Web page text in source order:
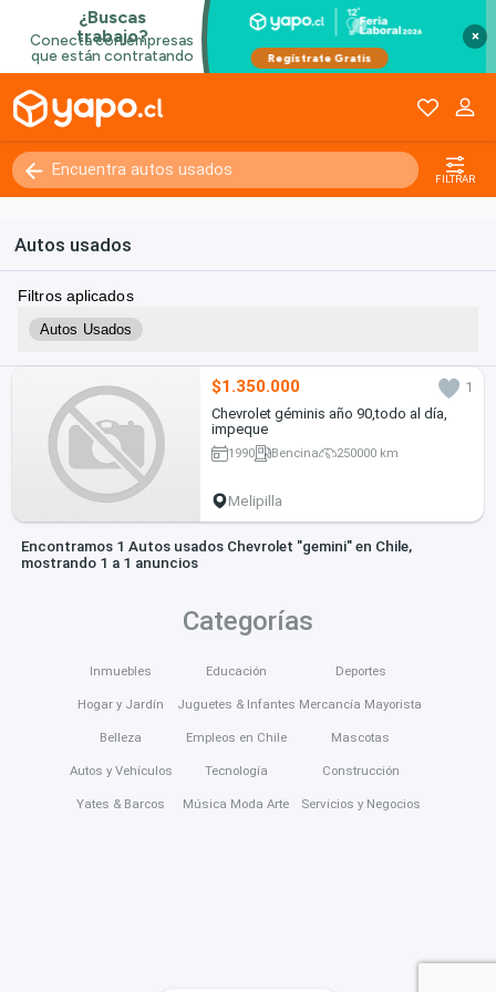
×
FILTRAR
Autos usados
Filtros aplicados
Autos Usados
$1.350.000
1
Chevrolet géminis año 90,todo al día,
impeque
1990 Bencina 250000 km
Melipilla
Encontramos 1 Autos usados Chevrolet "gemini" en Chile,
mostrando 1 a 1 anuncios
Categorías
Inmuebles
Hogar y Jardín
Belleza
Autos y Vehículos
Yates & Barcos
Educación
Juguetes & Infantes
Empleos en Chile
Tecnología
Música Moda Arte
Deportes
Mercancía Mayorista
Mascotas
Construcción
Servicios y Negocios
Kilómetros 0 - 250000+